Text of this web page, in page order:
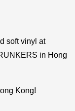
soft vinyl at
in Hong
Kong!